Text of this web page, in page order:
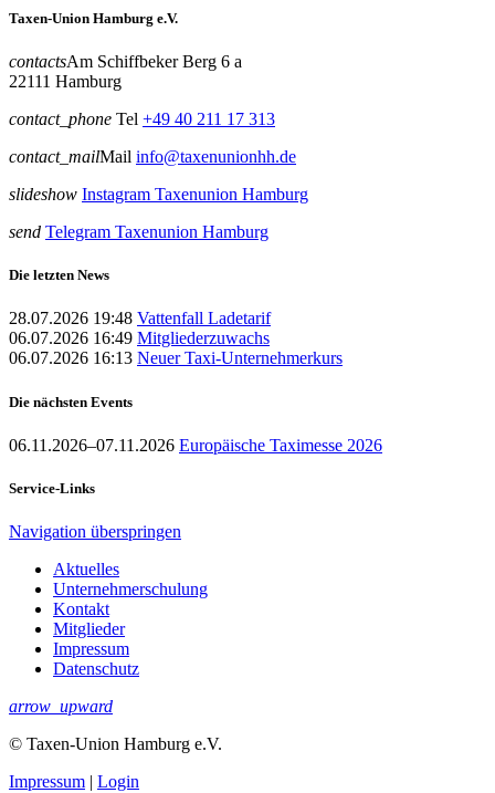
Taxen-Union Hamburg e.V.
contactsAm Schiffbeker Berg 6 a
22111 Hamburg
contact_phone Tel +49 40 211 17 313
contact_mailMail info@taxenunionhh.de
slideshow Instagram Taxenunion Hamburg
send Telegram Taxenunion Hamburg
Die letzten News
28.07.2026 19:48 Vattenfall Ladetarif
06.07.2026 16:49 Mitgliederzuwachs
06.07.2026 16:13 Neuer Taxi-Unternehmerkurs
Die nächsten Events
06.11.2026–07.11.2026 Europäische Taximesse 2026
Service-Links
Navigation überspringen
Aktuelles
Unternehmerschulung
Kontakt
Mitglieder
Impressum
Datenschutz
arrow_upward
© Taxen-Union Hamburg e.V.
Impressum | Login